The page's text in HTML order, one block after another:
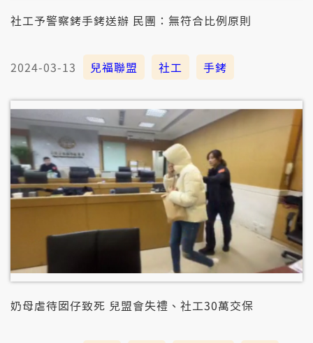
社工予警察銬手銬送辦 民團：無符合比例原則
2024-03-13 兒福聯盟 社工 手銬
奶母虐待囡仔致死 兒盟會失禮、社工30萬交保